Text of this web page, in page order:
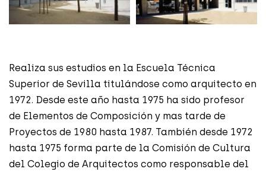
Realiza sus estudios en la Escuela Técnica
Superior de Sevilla titulándose como arquitecto en
1972. Desde este año hasta 1975 ha sido profesor
de Elementos de Composición y mas tarde de
Proyectos de 1980 hasta 1987. También desde 1972
hasta 1975 forma parte de la Comisión de Cultura
del Colegio de Arquitectos como responsable del